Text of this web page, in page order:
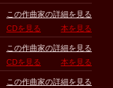
この作曲家の詳細を見る
CDを見る
本を見る
この作曲家の詳細を見る
CDを見る
本を見る
この作曲家の詳細を見る